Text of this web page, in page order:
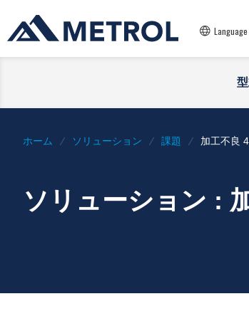
Language
ホーム ソリューション 課題 加工不良
ソリューション :